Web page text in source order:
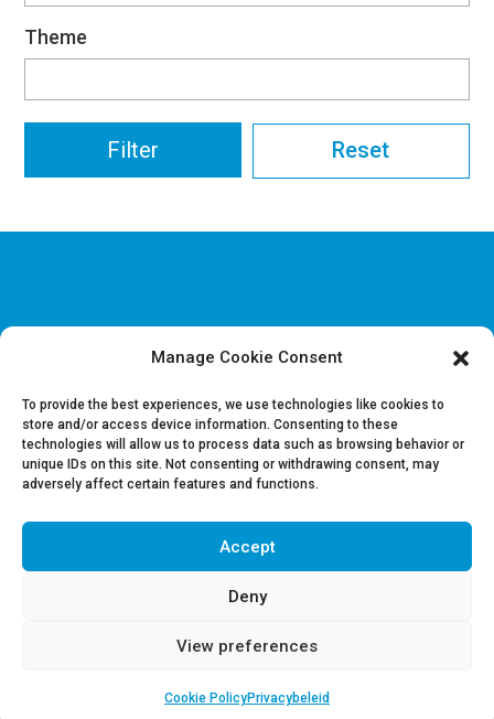
Manage Cookie Consent
To provide the best experiences, we use technologies like cookies to
store and/or access device information. Consenting to these
technologies will allow us to process data such as browsing behavior or
unique IDs on this site. Not consenting or withdrawing consent, may
adversely affect certain features and functions.
Accept
Deny
View preferences
Cookie PolicyPrivacybeleid
Theme
Reset
Disclaimer & Juridische Informatie
Vacatures
Contacteer ons
Copyright 2018 | REGUL | Powered byThe Crew Communication